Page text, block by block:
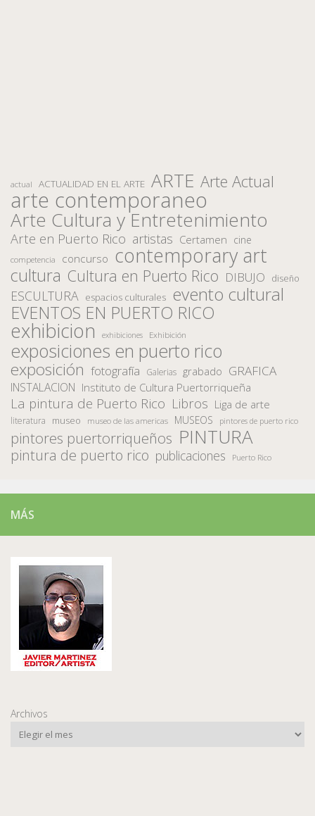
actual ACTUALIDAD EN EL ARTE ARTE Arte Actual
arte contemporaneo
Arte Cultura y Entretenimiento
Arte en Puerto Rico artistas Certamen cine
competencia concurso contemporary art
cultura Cultura en Puerto Rico DIBUJO diseño
ESCULTURA espacios culturales evento cultural
EVENTOS EN PUERTO RICO
exhibicion exhibiciones Exhibición
exposiciones en puerto rico
exposición fotografía Galerias grabado GRAFICA
INSTALACION Instituto de Cultura Puertorriqueña
La pintura de Puerto Rico Libros Liga de arte
literatura museo museo de las americas MUSEOS pintores de puerto rico
pintores puertorriqueños PINTURA
pintura de puerto rico publicaciones Puerto Rico
MÁS
Archivos